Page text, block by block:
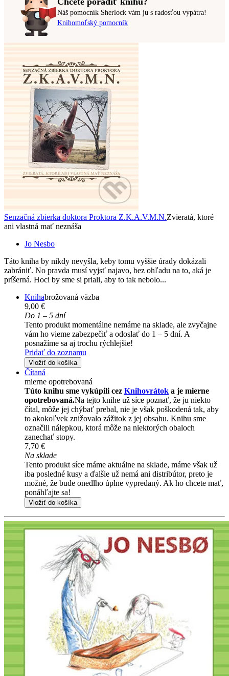
Náš pomocník Sherlock vám ju s radosťou vypátra!
Knihomoľský pomocník
Senzačná zbierka doktora Proktora Z.K.A.V.M.N.Zvieratá, ktoré
ani vlastná mať neznáša
Jo Nesbo
Táto kniha by nikdy nevyšla, keby tomu vyššie úrady dokázali
zabrániť. No pravda musí vyjsť najavo, bez ohľadu na to, aká je
príšerná. Hoci by sme si priali, aby to tak nebolo...
Knihabrožovaná väzba
9,00 €
Do 1 – 5 dní
Tento produkt momentálne nemáme na sklade, ale zvyčajne
vám ho vieme zabezpečiť a odoslať do 1 – 5 dní. A
posnažíme sa aj trochu rýchlejšie!
Pridať do zoznamu
Vložiť do košíka
Čítaná
mierne opotrebovaná
Túto knihu sme vykúpili cez Knihovrátok a je mierne
opotrebovaná.Na tejto knihe už síce poznať, že ju niekto
čítal, môže jej chýbať prebal, nie je však poškodená tak, aby
to akokoľvek znižovalo zážitok z jej obsahu. Knihu sme
označili nálepkou, ktorá môže na niektorých obaloch
zanechať stopy.
7,70 €
Na sklade
Tento produkt síce máme aktuálne na sklade, máme však už
iba posledné kusy a ďalšie už nemá ani distribútor, preto je
možné, že bude onedlho úplne vypredaný. Ak ho chcete mať,
ponáhľajte sa!
Vložiť do košíka